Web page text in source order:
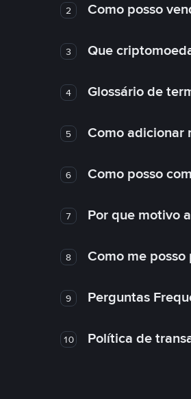
2 Como posso
3 Que
4 Glossário de
5 Como adicionar
6 Como posso
7 Por que motivo
8 Como me
9 Perguntas
10 Política de